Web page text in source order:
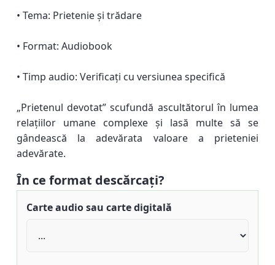
• Tema: Prietenie și trădare
• Format: Audiobook
• Timp audio: Verificați cu versiunea specifică
„Prietenul devotat” scufundă ascultătorul în lumea
relațiilor umane complexe și lasă multe să se
gândească la adevărata valoare a prieteniei
adevărate.
În ce format descărcați?
Carte audio sau carte digitală